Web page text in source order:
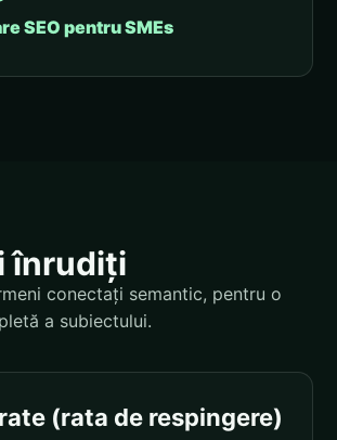
SEO pentru SMEs
înrudiți
conectați semantic, pentru o
a subiectului.
(rata de respingere)